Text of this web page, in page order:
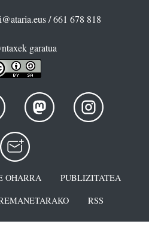
/ 661 678 818
garatua
OHARRA
PUBLIZITATEA
RSS